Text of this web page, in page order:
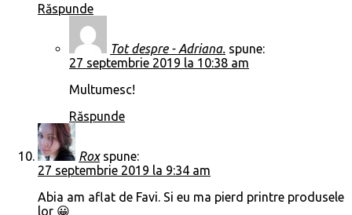
Răspunde
Tot despre - Adriana. spune:
27 septembrie 2019 la 10:38 am
Multumesc!
Răspunde
Rox spune:
27 septembrie 2019 la 9:34 am
Abia am aflat de Favi. Si eu ma pierd printre produsele
lor 😀